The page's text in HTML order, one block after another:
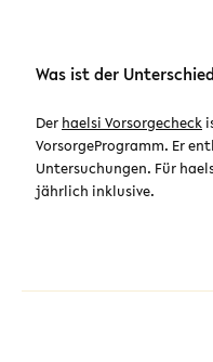
Was ist der
Der haelsi Vorsorgecheck
VorsorgeProgramm. Er
Untersuchungen. Für
jährlich inklusive.